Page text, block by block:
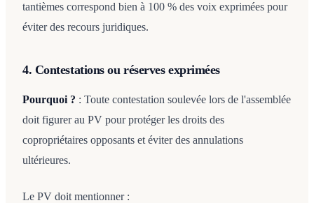
tantièmes correspond bien à 100 % des voix exprimées pour
éviter des recours juridiques.
4. Contestations ou réserves exprimées
Pourquoi ? : Toute contestation soulevée lors de l'assemblée
doit figurer au PV pour protéger les droits des
copropriétaires opposants et éviter des annulations
ultérieures.
Le PV doit mentionner :